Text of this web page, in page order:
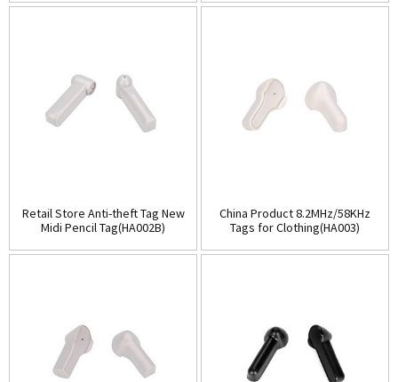
Retail Store Anti-theft Tag New
Midi Pencil Tag(HA002B)
China Product 8.2MHz/58KHz
Tags for Clothing(HA003)